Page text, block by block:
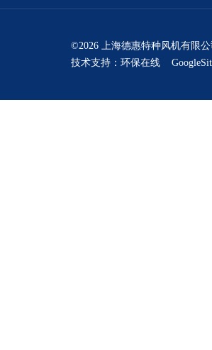
©2026 上海德惠特种风机有限
技术支持： 环保在线